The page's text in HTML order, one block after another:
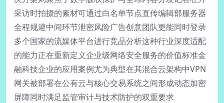
采访时拍摄的素材可通过白名单节点直传编辑部服务器
全程规避中间环节泄密风险广告创意团队更能同时登录
多个国家的流媒体平台进行竞品分析这种行业深度适配
的能力正在重新定义企业级网络安全服务的价值标准金
融科技企业的应用案例尤为典型在其混合云架构中VPN
网关被部署在公有云与核心交易系统之间形成动态加密
屏障同时满足监管审计与技术防护的双重要求